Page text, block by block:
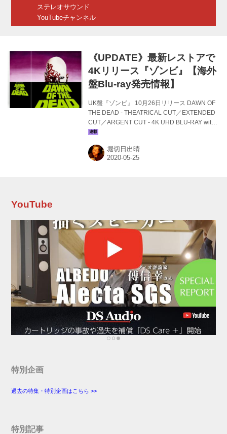
ステレオサウンド
YouTubeチャンネル
《UPDATE》最新レストアで
4Kリリース『ゾンビ』【海外
盤Blu-ray発売情報】
UK盤『ゾンビ』 10月26日リリース DAWN OF
THE DEAD - THEATRICAL CUT／EXTENDED
CUT／ARGENT CUT - 4K UHD BLU-RAY with
HDR10 and HDR10+／BRAND NEW 4K
べきジョージ･A･ロメロ監督作『ゾンビ』
（78）の4K UHD BLU-RAY（リミテッド･エデ
堀切日出晴
YouTube
特別企画
過去の特集・特別企画はこちら >>
特別記事